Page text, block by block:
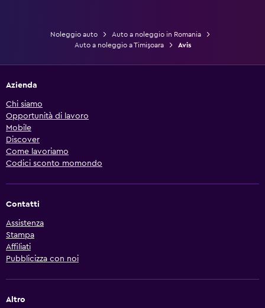
Noleggio auto
Auto a noleggio in Romania
Auto a noleggio a Timişoara
Avis
Azienda
Chi siamo
Opportunità di lavoro
Mobile
Discover
Come lavoriamo
Codici sconto momondo
Contatti
Assistenza
Stampa
Affiliati
Pubblicizza con noi
Altro